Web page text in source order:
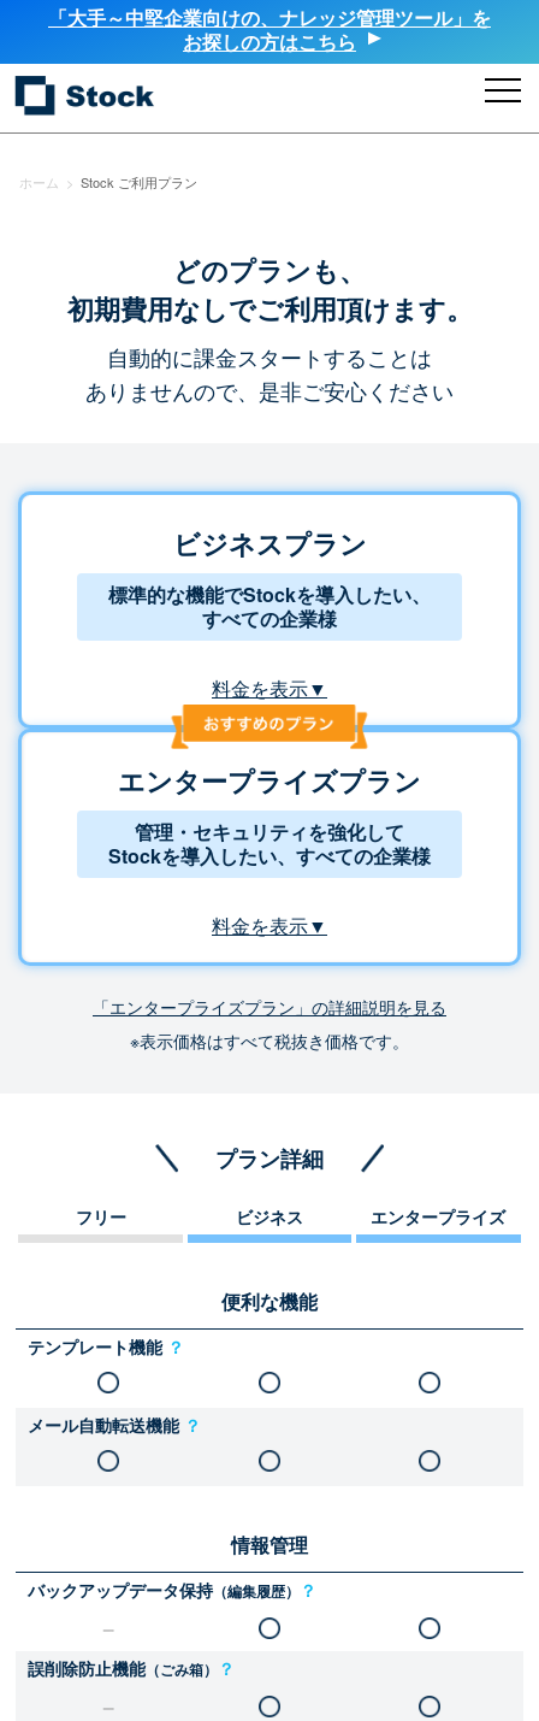
「大手～中堅企業向けの、ナレッジ管理ツール」を
お探しの方はこちら
ホーム > Stock ご利用プラン
どのプランも、
初期費用なしでご利用頂けます。
自動的に課金スタートすることは
ありませんので、是非ご安心ください
ビジネスプラン
標準的な機能でStockを導入したい、
すべての企業様
料金を表示▼
エンタープライズプラン
管理・セキュリティを強化して
Stockを導入したい、すべての企業様
料金を表示▼
「エンタープライズプラン」の詳細説明を見る
※表示価格はすべて税抜き価格です。
プラン詳細
フリー ビジネス エンタープライズ
便利な機能
テンプレート機能 ？
メール自動転送機能 ？
情報管理
バックアップデータ保持（編集履歴） ？
誤削除防止機能（ごみ箱） ？